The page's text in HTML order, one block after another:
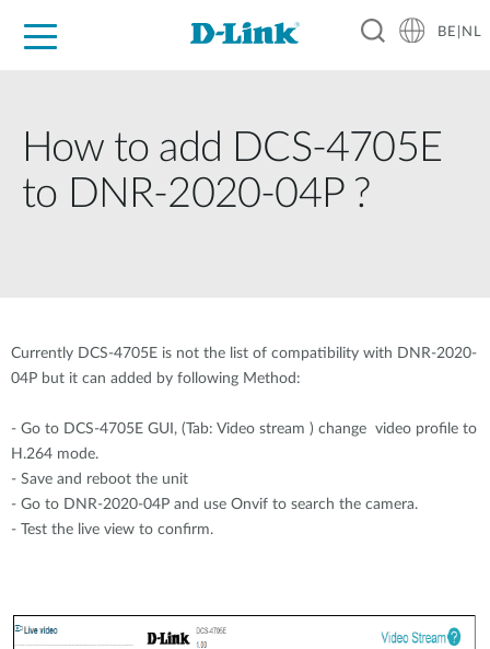
BE|NL
How to add DCS-4705E
to DNR-2020-04P ?
Currently DCS-4705E is not the list of compatibility with DNR-2020-
04P but it can added by following Method:
- Go to DCS-4705E GUI, (Tab: Video stream ) change video profile to
H.264 mode.
- Save and reboot the unit
- Go to DNR-2020-04P and use Onvif to search the camera.
- Test the live view to confirm.